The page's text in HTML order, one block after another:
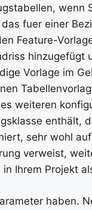
wenn
fuer einer
Feature-
hinzugefügt
Vorlage im
weiteren
enthält,
sehr wohl
verweist,
Ihrem Projekt
haben.